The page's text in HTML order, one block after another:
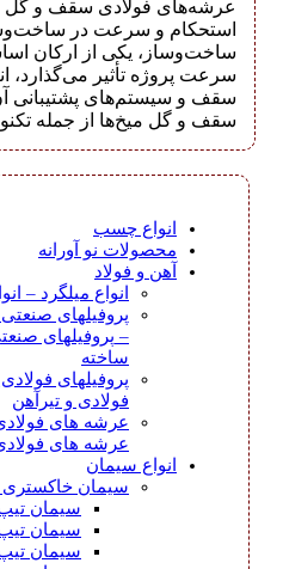
عرشه‌های فولادی سقف و گل
استحکام و سرعت در
ساخت‌وساز، یکی از ارکان
سرعت پروژه تأثیر می‌گذارد،
سقف و سیستم‌های پشتیبانی
سقف و گل میخ‌ها از جمله
انواع چسب
محصولات نو آورانه
آهن و فولاد
انواع میلگرد –
پروفیلهای
– پروفیلهای
ساخته
پروفیلهای
فولادی و تیرآهن
عرشه های
عرشه های
انواع سیمان
سیمان خاکستری
سیمان
سیمان
سیمان